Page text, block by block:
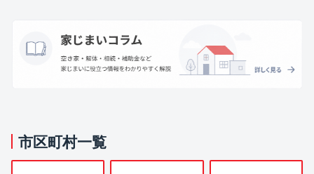
市区町村一覧